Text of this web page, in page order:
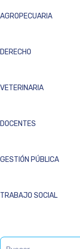
AGROPECUARIA
DERECHO
VETERINARIA
DOCENTES
GESTIÓN PÚBLICA
TRABAJO SOCIAL